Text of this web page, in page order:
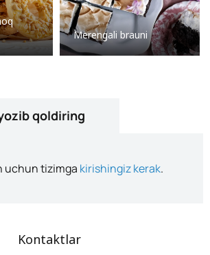
Merengali brauni
qoldiring
uchun tizimga kirishingiz kerak.
Kontaktlar